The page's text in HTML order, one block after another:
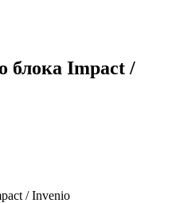
блока Impact /
/ Invenio